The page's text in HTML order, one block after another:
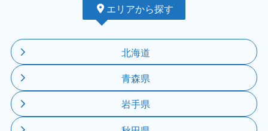
エリアから探す
北海道
青森県
岩手県